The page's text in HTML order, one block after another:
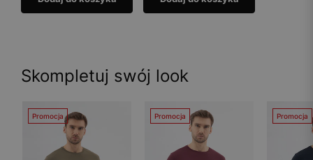
Skompletuj swój look
Promocja Promocja Promocja